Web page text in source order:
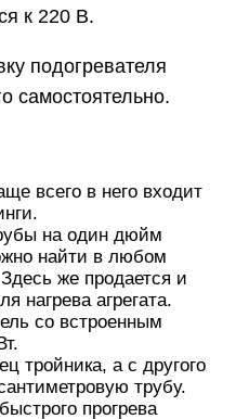
к 220 В.
подогревателя
самостоятельно.
всего в него входит
на один дюйм
найти в любом
же продается и
нагрева агрегата.
со встроенным
тройника, а с другого
трубу.
прогрева